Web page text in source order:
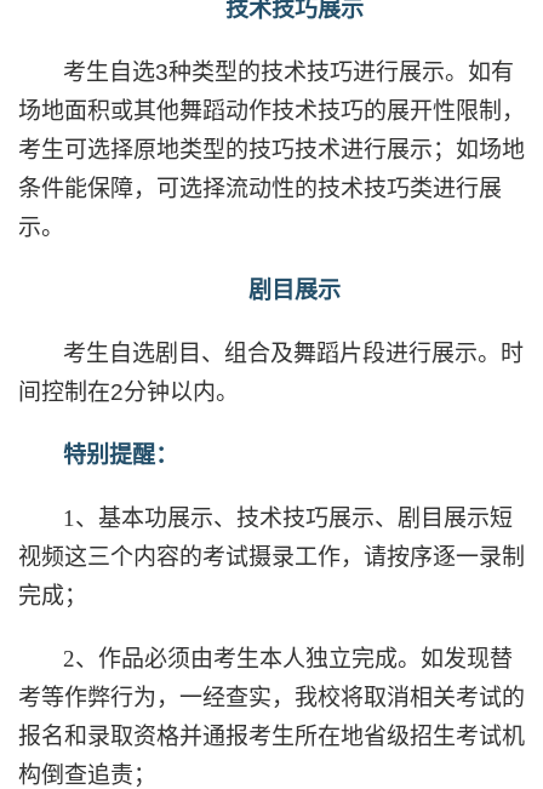
技术技巧展示
考生自选3种类型的技术技巧进行展示。如有
场地面积或其他舞蹈动作技术技巧的展开性限制，
考生可选择原地类型的技巧技术进行展示；如场地
条件能保障，可选择流动性的技术技巧类进行展
示。
剧目展示
考生自选剧目、组合及舞蹈片段进行展示。时
间控制在2分钟以内。
特别提醒：
1 、基本功展示、技术技巧展示、剧目展示短
视频这三个内容的考试摄录工作，请按序逐一录制
完成；
2、作品必须由考生本人独立完成。如发现替
考等作弊行为，一经查实，我校将取消相关考试的
报名和录取资格并通报考生所在地省级招生考试机
构倒查追责；